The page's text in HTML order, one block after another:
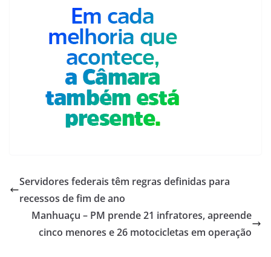
Servidores federais têm regras definidas para
recessos de fim de ano
Manhuaçu – PM prende 21 infratores, apreende
cinco menores e 26 motocicletas em operação